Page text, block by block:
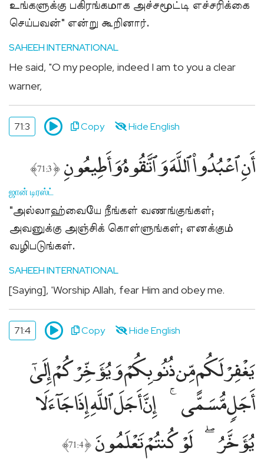
பதியுங்கள்
Apply
for
ஜக்காத்,
சதகாஹ்
உங்களுக்கு பகிரங்கமாக அச்சமூட்டி எச்சரிக்கை
செய்பவன்" என்று கூறினார்.
SAHEEH INTERNATIONAL
He said, "O my people, indeed I am to you a clear
warner,
71:3 Copy Hide English
أَنِ ٱعْبُدُوا۟ ٱللَّهَ وَٱتَّقُوهُ وَأَطِيعُونِ ﴿71:3﴾
ஜான் டிரஸ்ட்
"அல்லாஹ்வையே நீங்கள் வணங்குங்கள்;
அவனுக்கு அஞ்சிக் கொள்ளுங்கள்; எனக்கும்
வழிபடுங்கள்.
SAHEEH INTERNATIONAL
[Saying], 'Worship Allah, fear Him and obey me.
71:4 Copy Hide English
يَغْفِرْ لَكُم مِّن ذُنُوبِكُمْ وَيُؤَخِّرْكُمْ إِلَىٰٓ
أَجَلٍۢ مُّسَمًّى إِنَّ أَجَلَ ٱللَّهِ إِذَا جَآءَ لَا
يُؤَخَّرُ لَوْ كُنتُمْ تَعْلَمُونَ ﴿71:4﴾